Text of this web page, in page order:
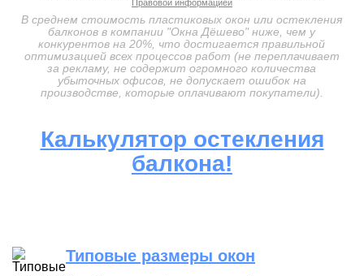
Правовой информацией
В среднем стоимость пластиковых окон или остекления
балконов в компании "Окна Дёшево" ниже, чем у
конкурентов на 20%, что достигается правильной
оптимизацией всех процессов работ (не переплачивает
за рекламу, не содержит огромного количества
убыточных офисов, не допускает ошибок на
производстве, которые оплачивают покупатели).
Калькулятор остекления
балкона!
Типовые размеры окон